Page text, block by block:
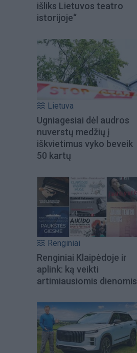
išliks Lietuvos teatro
istorijoje“
Lietuva
Ugniagesiai dėl audros
nuverstų medžių į
iškvietimus vyko beveik
50 kartų
Renginiai
Renginiai Klaipėdoje ir
aplink: ką veikti
artimiausiomis dienomis